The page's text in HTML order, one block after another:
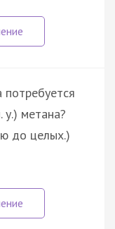
потребуется
у.) метана?
до целых.)